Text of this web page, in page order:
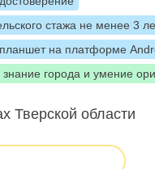
стажа не менее 3
на платформе
знание города и умение
Тверской области